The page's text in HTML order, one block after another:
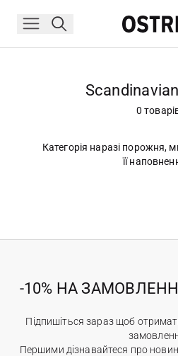
0
Категорія наразі порожня,
її
-10% НА
Підпишіться зараз щоб
Першими дізнавайтеся про